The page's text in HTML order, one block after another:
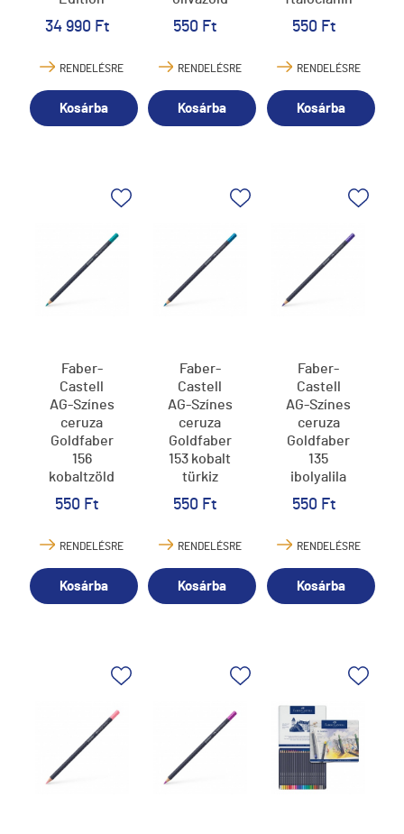
fekete
test, fém
34 990 Ft
RENDELÉSRE
Kosárba
550 Ft
RENDELÉSRE
Kosárba
zöld
550 Ft
RENDELÉSRE
Kosárba
Faber-
Castell
AG-Színes
ceruza
Goldfaber
156
kobaltzöld
550 Ft
RENDELÉSRE
Kosárba
Faber-
Castell
AG-Színes
ceruza
Goldfaber
153 kobalt
türkiz
550 Ft
RENDELÉSRE
Kosárba
Faber-
Castell
AG-Színes
ceruza
Goldfaber
135
ibolyalila
550 Ft
RENDELÉSRE
Kosárba